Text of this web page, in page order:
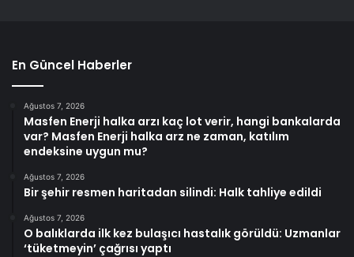
En Güncel Haberler
Ağustos 7, 2026
Masfen Enerji halka arzı kaç lot verir, hangi bankalarda
var? Masfen Enerji halka arz ne zaman, katılım
endeksine uygun mu?
Ağustos 7, 2026
Bir şehir resmen haritadan silindi: Halk tahliye edildi
Ağustos 7, 2026
O balıklarda ilk kez bulaşıcı hastalık görüldü: Uzmanlar
‘tüketmeyin’ çağrısı yaptı